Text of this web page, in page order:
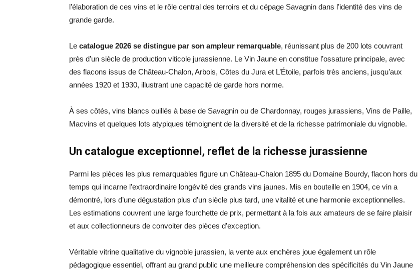
l’élaboration de ces vins et le rôle central des terroirs et du cépage Savagnin dans l’identité des vins de
grande garde.
Le catalogue 2026 se distingue par son ampleur remarquable, réunissant plus de 200 lots couvrant
près d’un siècle de production viticole jurassienne. Le Vin Jaune en constitue l’ossature principale, avec
des flacons issus de Château-Chalon, Arbois, Côtes du Jura et L’Étoile, parfois très anciens, jusqu’aux
années 1920 et 1930, illustrant une capacité de garde hors norme.
À ses côtés, vins blancs ouillés à base de Savagnin ou de Chardonnay, rouges jurassiens, Vins de Paille,
Macvins et quelques lots atypiques témoignent de la diversité et de la richesse patrimoniale du vignoble.
Un catalogue exceptionnel, reflet de la richesse jurassienne
Parmi les pièces les plus remarquables figure un Château-Chalon 1895 du Domaine Bourdy, flacon hors du
temps qui incarne l’extraordinaire longévité des grands vins jaunes. Mis en bouteille en 1904, ce vin a
démontré, lors d’une dégustation plus d’un siècle plus tard, une vitalité et une harmonie exceptionnelles.
Les estimations couvrent une large fourchette de prix, permettant à la fois aux amateurs de se faire plaisir
et aux collectionneurs de convoiter des pièces d’exception.
Véritable vitrine qualitative du vignoble jurassien, la vente aux enchères joue également un rôle
pédagogique essentiel, offrant au grand public une meilleure compréhension des spécificités du Vin Jaune